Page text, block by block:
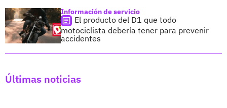
Información de servicio
El producto del D1 que todo
motociclista debería tener para prevenir
accidentes
Últimas noticias